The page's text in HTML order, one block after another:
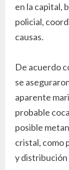
en la capital,
policial,
causas.
De acuerdo
se
aparente
probable
posible
cristal, como
y distribución